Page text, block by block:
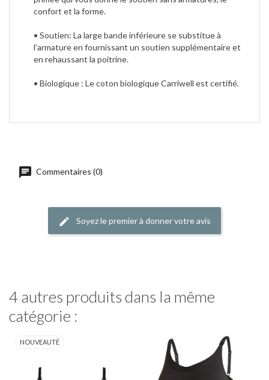
confort et la forme.
• Soutien: La large bande inférieure se substitue à
l’armature en fournissant un soutien supplémentaire et
en rehaussant la poitrine.
• Biologique : Le coton biologique Carriwell est certifié.
Commentaires (0)
Soyez le premier à donner votre avis
4 autres produits dans la même
catégorie :
NOUVEAUTÉ